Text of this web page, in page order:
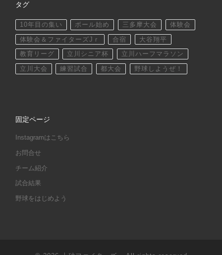
タグ
10年目の集い ボール始め 三多摩大会 体験会
体験会＆ファイターズJｒ 合宿 大谷翔平
教育リーグ 立川シニア杯 立川ハーフマラソン
立川大会 練習試合 都大会 野球しようぜ！
固定ページ
Instagramはこちら
お問合せ
チーム紹介
試合結果
野球をはじめよう